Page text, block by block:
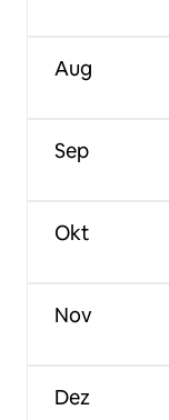
Aug
Sep
Okt
Nov
Dez